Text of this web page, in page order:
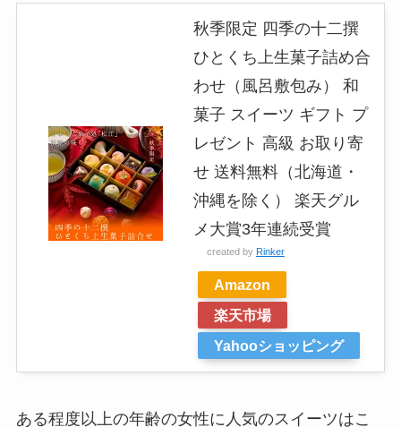
秋季限定 四季の十二撰
ひとくち上生菓子詰め合
わせ（風呂敷包み） 和
菓子 スイーツ ギフト プ
レゼント 高級 お取り寄
せ 送料無料（北海道・
沖縄を除く） 楽天グル
メ大賞3年連続受賞
created by Rinker
Amazon
楽天市場
Yahooショッピング
ある程度以上の年齢の女性に人気のスイーツはこ